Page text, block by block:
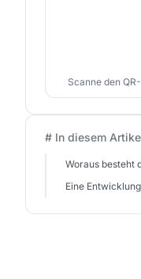
Scanne den
# In diesem
Woraus besteht
Eine